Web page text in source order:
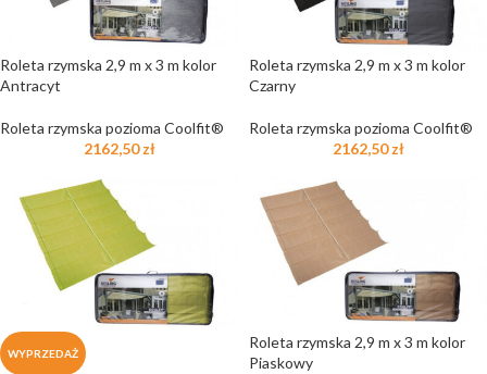
Roleta rzymska 2,9 m x 3 m kolor
Antracyt
Roleta rzymska pozioma Coolfit®
2162,50zł
Roleta rzymska 2,9 m x 3 m kolor
Czarny
Roleta rzymska pozioma Coolfit®
2162,50zł
WYPRZEDAŻ
Roleta rzymska 2,9 m x 3 m kolor
Piaskowy